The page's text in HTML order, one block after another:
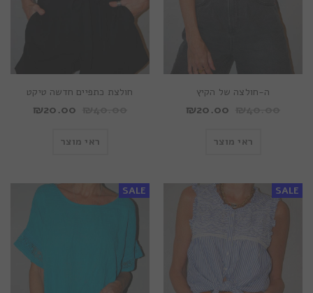
ה-חולצה של הקיץ
₪20.00
ראי מוצר
חולצת כתפיים חדשה טיקט
₪20.00
ראי מוצר
SALE
SALE